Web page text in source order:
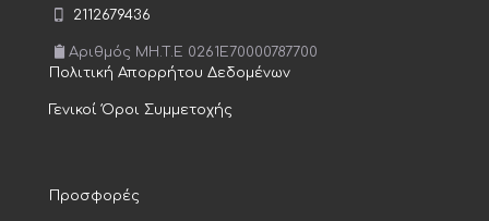
2112679436
Αριθμός MH.T.E 0261E70000787700
Πολιτική Απορρήτου Δεδομένων
Γενικοί Όροι Συμμετοχής
Προσφορές